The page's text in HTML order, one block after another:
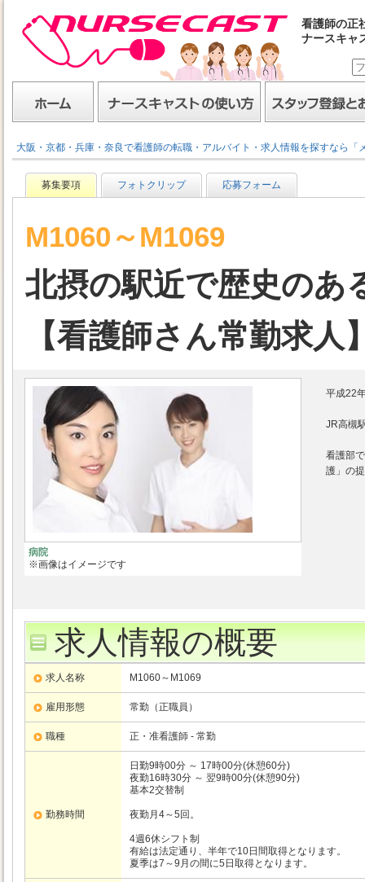
看護師の正
ナースキャ
大阪・京都・兵庫・奈良で看護師の転職・アルバイト・求人情報を探すなら「
募集要項 フォトクリップ 応募フォーム
M1060～M1069
北摂の駅近で歴史の
【看護師さん常勤求人
病院
※画像はイメージです
平成22
JR高槻
看護部
護」の
求人情報の概要
求人名称 M1060～M1069
雇用形態 常勤（正職員）
職種 正・准看護師 - 常勤
勤務時間
日勤9時00分 ～ 17時00分(休憩60分)
夜勤16時30分 ～ 翌9時00分(休憩90分)
基本2交替制
夜勤月4～5回。
4週6休シフト制
有給は法定通り、半年で10日間取得となります。
夏季は7～9月の間に5日取得となります。